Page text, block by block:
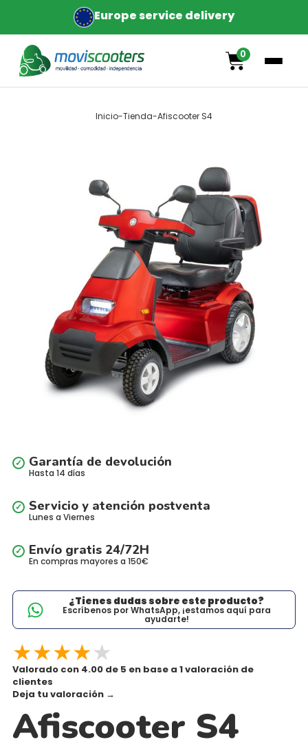
Europe service delivery
0
Inicio-Tienda-Afiscooter S4
Garantía de devolución
Hasta 14 días
Servicio y atención postventa
Lunes a Viernes
Envío gratis 24/72H
En compras mayores a 150€
¿Tienes dudas sobre este producto?
Escríbenos por WhatsApp, ¡estamos aquí para
ayudarte!
★★★★★
Valorado con 4.00 de 5 en base a 1 valoración de
clientes
Deja tu valoración →
Afiscooter S4